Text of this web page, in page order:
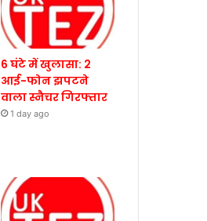
6 घंटे में खुलासा: 2
आई-फोन झपटने
वाला स्नैचर गिरफ्तार
1 day ago